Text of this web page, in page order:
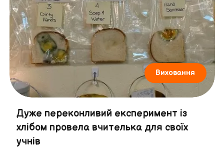
Виховання
Дуже переконливий експеримент із
хлібом провела вчителька для своїх
учнів